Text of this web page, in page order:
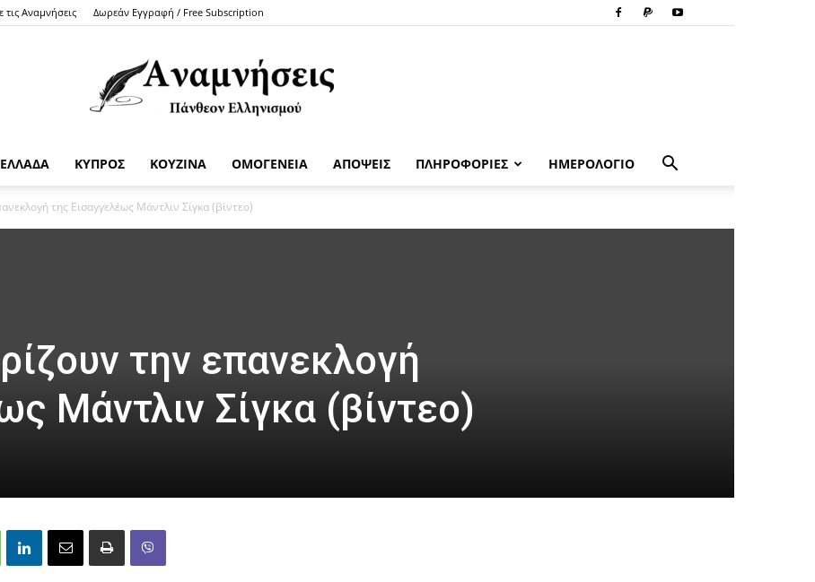
τις Αναμνήσεις Δωρεάν Εγγραφή / Free Subscription
ΕΛΛΑΔΑ ΚΥΠΡΟΣ ΚΟΥΖΙΝΑ ΟΜΟΓΕΝΕΙΑ ΑΠΟΨΕΙΣ ΠΛΗΡΟΦΟΡΙΕΣ ΗΜΕΡΟΛΟΓΙΟ
της Εισαγγελέως Μάντλιν Σίγκα (βίντεο)
την επανεκλογή
Μάντλιν Σίγκα (βίντεο)